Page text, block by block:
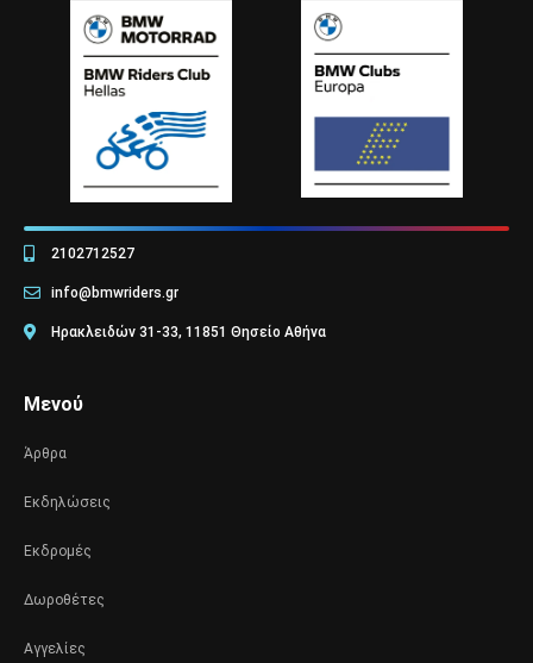
2102712527
info@bmwriders.gr
Ηρακλειδών 31-33, 11851 Θησείο Αθήνα
Μενού
Άρθρα
Εκδηλώσεις
Εκδρομές
Δωροθέτες
Αγγελίες